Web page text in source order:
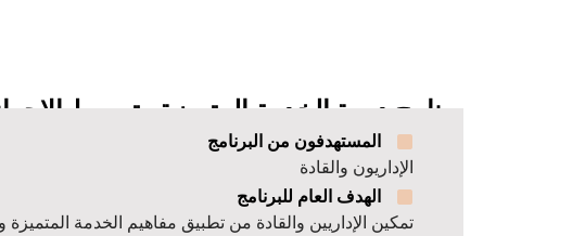
برنامج دورة الخدمة المتميزة وتبسيط
المستهدفون من البرنامج
الإداريون والقادة
الهدف العام للبرنامج
تمكين الإداريين والقادة من تطبيق مفاهيم الخدمة